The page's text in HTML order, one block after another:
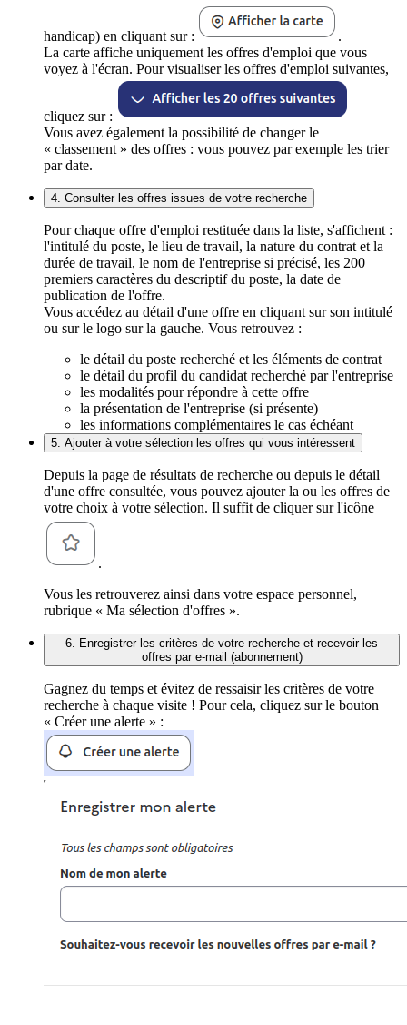
handicap) en cliquant sur :
.
La carte affiche uniquement les offres d'emploi que vous
voyez à l'écran. Pour visualiser les offres d'emploi suivantes,
cliquez sur :
Vous avez également la possibilité de changer le
« classement » des offres : vous pouvez par exemple les trier
par date.
4. Consulter les offres issues de votre recherche
Pour chaque offre d'emploi restituée dans la liste, s'affichent :
l'intitulé du poste, le lieu de travail, la nature du contrat et la
durée de travail, le nom de l'entreprise si précisé, les 200
premiers caractères du descriptif du poste, la date de
publication de l'offre.
Vous accédez au détail d'une offre en cliquant sur son intitulé
ou sur le logo sur la gauche. Vous retrouvez :
le détail du poste recherché et les éléments de contrat
le détail du profil du candidat recherché par l'entreprise
les modalités pour répondre à cette offre
la présentation de l'entreprise (si présente)
les informations complémentaires le cas échéant
5. Ajouter à votre sélection les offres qui vous intéressent
Depuis la page de résultats de recherche ou depuis le détail
d'une offre consultée, vous pouvez ajouter la ou les offres de
votre choix à votre sélection. Il suffit de cliquer sur l'icône
.
Vous les retrouverez ainsi dans votre espace personnel,
rubrique « Ma sélection d'offres ».
6. Enregistrer les critères de votre recherche et recevoir les
offres par e-mail (abonnement)
Gagnez du temps et évitez de ressaisir les critères de votre
recherche à chaque visite ! Pour cela, cliquez sur le bouton
« Créer une alerte » :